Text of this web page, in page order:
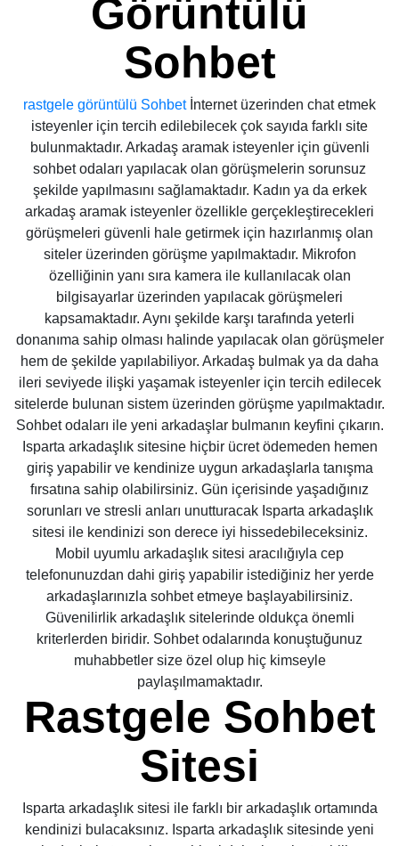
Görüntülü
Sohbet
rastgele görüntülü Sohbetİnternet üzerinden chat etmek
isteyenler için tercih edilebilecek çok sayıda farklı site
bulunmaktadır. Arkadaş aramak isteyenler için güvenli
sohbet odaları yapılacak olan görüşmelerin sorunsuz
şekilde yapılmasını sağlamaktadır. Kadın ya da erkek
arkadaş aramak isteyenler özellikle gerçekleştirecekleri
görüşmeleri güvenli hale getirmek için hazırlanmış olan
siteler üzerinden görüşme yapılmaktadır. Mikrofon
özelliğinin yanı sıra kamera ile kullanılacak olan
bilgisayarlar üzerinden yapılacak görüşmeleri
kapsamaktadır. Aynı şekilde karşı tarafında yeterli
donanıma sahip olması halinde yapılacak olan görüşmeler
hem de şekilde yapılabiliyor. Arkadaş bulmak ya da daha
ileri seviyede ilişki yaşamak isteyenler için tercih edilecek
sitelerde bulunan sistem üzerinden görüşme yapılmaktadır.
Sohbet odaları ile yeni arkadaşlar bulmanın keyfini çıkarın.
Isparta arkadaşlık sitesine hiçbir ücret ödemeden hemen
giriş yapabilir ve kendinize uygun arkadaşlarla tanışma
fırsatına sahip olabilirsiniz. Gün içerisinde yaşadığınız
sorunları ve stresli anları unutturacak Isparta arkadaşlık
sitesi ile kendinizi son derece iyi hissedebileceksiniz.
Mobil uyumlu arkadaşlık sitesi aracılığıyla cep
telefonunuzdan dahi giriş yapabilir istediğiniz her yerde
arkadaşlarınızla sohbet etmeye başlayabilirsiniz.
Güvenilirlik arkadaşlık sitelerinde oldukça önemli
kriterlerden biridir. Sohbet odalarında konuştuğunuz
muhabbetler size özel olup hiç kimseyle
paylaşılmamaktadır.
Rastgele Sohbet
Sitesi
Isparta arkadaşlık sitesi ile farklı bir arkadaşlık ortamında
kendinizi bulacaksınız. Isparta arkadaşlık sitesinde yeni